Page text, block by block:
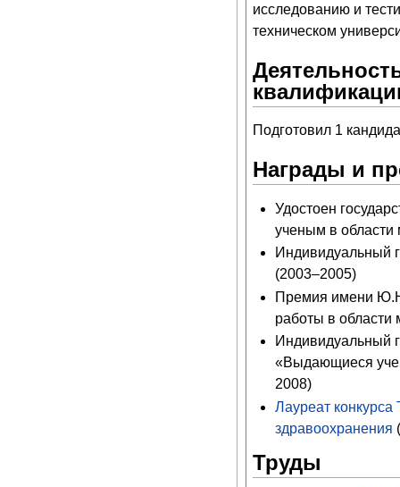
исследованию и
техническом
Подготовил 1
Награды и
Удостоен
ученым в области
Индивидуальный
(2003–2005)
Премия имени
работы в области
Индивидуальный
«Выдающиеся
2008)
Лауреат конкурса
здравоохранения
Труды